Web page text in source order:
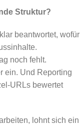
Struktur?
beantwortet, wofür
noch fehlt.
ein. Und Reporting
URLs bewertet
lohnt sich ein